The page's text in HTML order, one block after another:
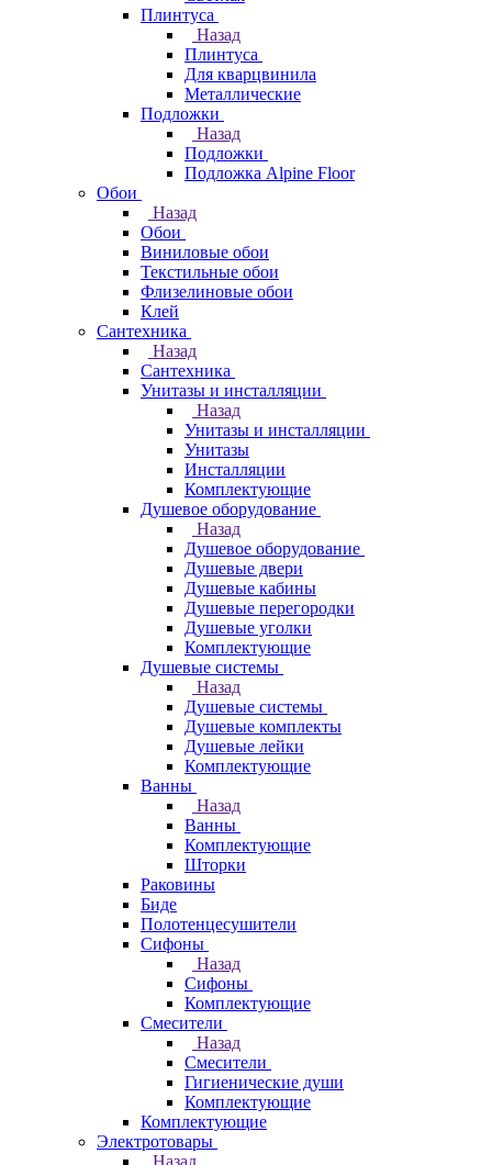
Плинтуса
Назад
Плинтуса
Для кварцвинила
Металлические
Подложки
Назад
Подложки
Подложка Alpine Floor
Обои
Назад
Обои
Виниловые обои
Текстильные обои
Флизелиновые обои
Клей
Сантехника
Назад
Сантехника
Унитазы и инсталляции
Назад
Унитазы и инсталляции
Унитазы
Инсталляции
Комплектующие
Душевое оборудование
Назад
Душевое оборудование
Душевые двери
Душевые кабины
Душевые перегородки
Душевые уголки
Комплектующие
Душевые системы
Назад
Душевые системы
Душевые комплекты
Душевые лейки
Комплектующие
Ванны
Назад
Ванны
Комплектующие
Шторки
Раковины
Биде
Полотенцесушители
Сифоны
Назад
Сифоны
Комплектующие
Смесители
Назад
Смесители
Гигиенические души
Комплектующие
Комплектующие
Электротовары
Назад